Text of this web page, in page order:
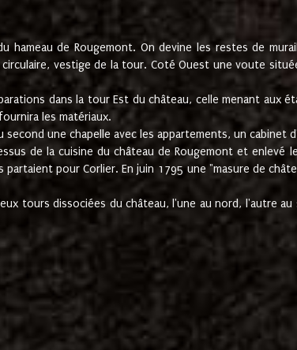
de Rougemont. On devine les restes de
vestige de la tour. Coté Ouest une voute
dans la tour Est du château, celle menant aux
les matériaux.
une chapelle avec les appartements, un cabinet
de la cuisine du château de Rougemont et enlevé
pour Corlier. En juin 1795 une "masure de
tours dissociées du château, l'une au nord, l'autre au